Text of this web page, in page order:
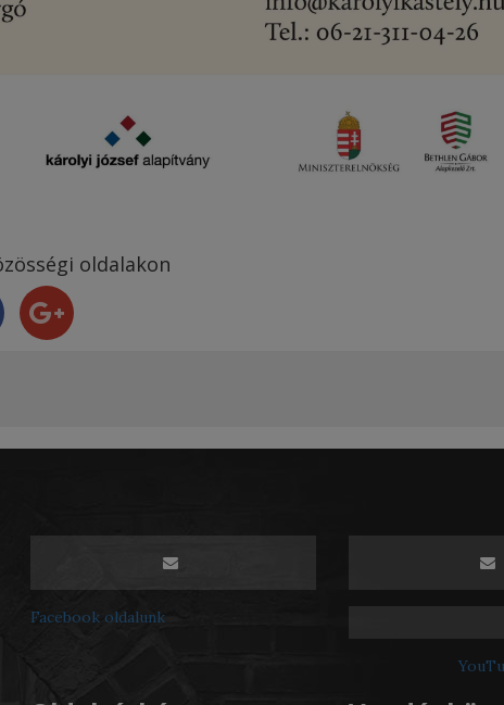
oldalakon
Facebook oldalunk